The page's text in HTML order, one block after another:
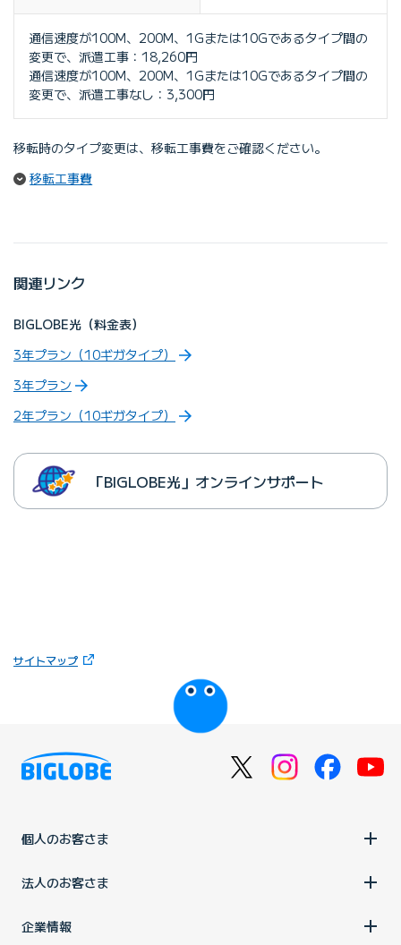
通信速度が100M、200M、1Gまたは10Gであるタイプ間の
変更で、派遣工事：18,260円
通信速度が100M、200M、1Gまたは10Gであるタイプ間の
変更で、派遣工事なし：3,300円
移転時のタイプ変更は、移転工事費をご確認ください。
移転工事費
関連リンク
BIGLOBE光（料金表）
3年プラン（10ギガタイプ）
3年プラン
2年プラン（10ギガタイプ）
「BIGLOBE光」オンラインサポート
サイトマップ（新しいタブで開きます）
びっぷるのページ
個人のお客さま
法人のお客さま
企業情報